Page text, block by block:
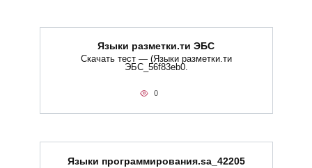
Языки разметки.ти​ ЭБС
Скачать тест — (Языки разметки.ти​
ЭБС_56f83eb0.
0
Языки программирования.sa_42205